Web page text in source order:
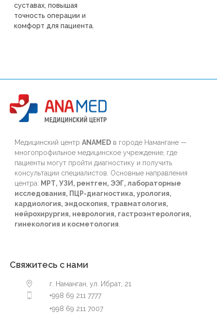
суставах, повышая
точность операции и
комфорт для пациента.
Медицинский центр ANAMED в городе Намангане —
многопрофильное медицинское учреждение, где
пациенты могут пройти диагностику и получить
консультации специалистов. Основные направления
центра: МРТ, УЗИ, рентген, ЭЭГ, лабораторные
исследования, ПЦР-диагностика, урология,
кардиология, эндоскопия, травматология,
нейрохирургия, неврология, гастроэнтерология,
гинекология и косметология
Свяжитесь с нами
г. Наманган, ул. Ибрат, 21
+998 69 211 7777
+998 69 211 7007